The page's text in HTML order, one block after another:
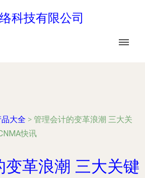
科技有限公司
品大全 > 管理会计的变革浪潮 三大关
快讯
变革浪潮 三大关键